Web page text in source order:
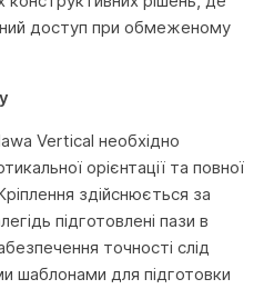
доступ при обмеженому
Vertical необхідно
орієнтації та повної
здійснюється за
підготовлені пази в
точності слід
шаблонами для підготовки